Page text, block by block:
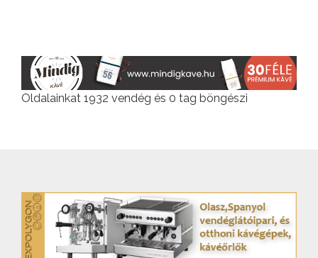
Oldalainkat 1932 vendég és 0 tag böngészi